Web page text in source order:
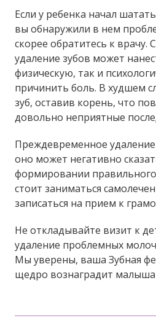
Если у ребенка начал
вы обнаружили в нем
скорее обратитесь к врачу.
удаление зубов может
физическую, так и
причинить боль. В худшем
зуб, оставив корень, что
довольно неприятные
Преждевременное
оно может негативно
формировании правильного
стоит заниматься
записаться на прием к
Не откладывайте визит к
удаление проблемных
Мы уверены, ваша Зубная
щедро вознаградит малыша